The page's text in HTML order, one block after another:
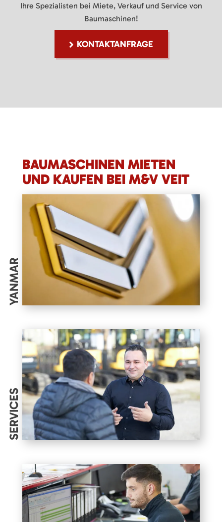
Ihre Spezialisten bei Miete, Verkauf und Service von
Baumaschinen!
KONTAKTANFRAGE
BAUMASCHINEN MIETEN
UND KAUFEN BEI M&V VEIT
YANMAR
SERVICES